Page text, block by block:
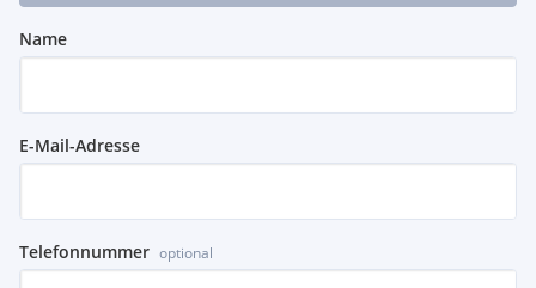
Name
E-Mail-Adresse
Telefonnummer optional